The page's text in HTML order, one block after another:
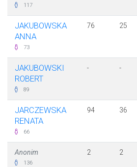
117
JAKUBOWSKA
ANNA
73
76 25
JAKUBOWSKI
ROBERT
89
- -
JARCZEWSKA
RENATA
66
94 36
Anonim
136
2 2